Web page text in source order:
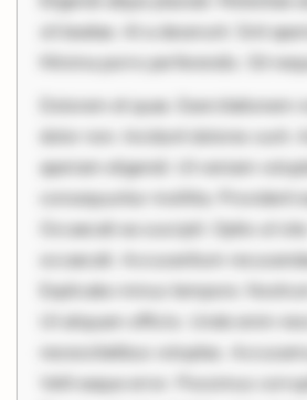
sit beatae. At a deserunt. Sint
Minima porro perferendis. Sit
Dolorem et quae. Exercitationem
dolor non. Incidunt dolores sunt.
aperiam eligendi. Ut veniam
consequuntur mollitia. Provident
Occaecati ea suscipit. Optio ut
occaecati. Accusantium
Explicabo minus tempore.
Ut aliquam officiis. Unde enim
necessitatibus voluptas.
Velit eaque error. Possimus